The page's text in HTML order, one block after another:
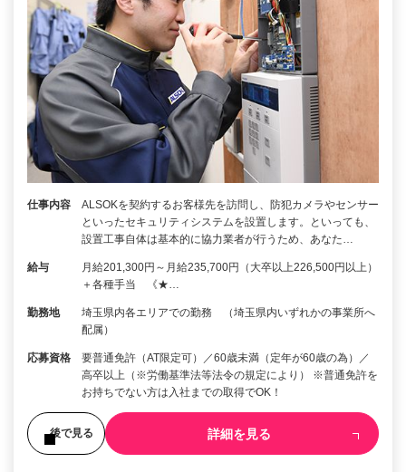
仕事内容
ALSOKを契約するお客様先を訪問し、防犯カメラやセンサー
といったセキュリティシステムを設置します。といっても、
設置工事自体は基本的に協力業者が行うため、あなた…
給与
月給201,300円～月給235,700円（大卒以上226,500円以上）
＋各種手当 《★…
勤務地
埼玉県内各エリアでの勤務 （埼玉県内いずれかの事業所へ
配属）
応募資格
要普通免許（AT限定可）／60歳未満（定年が60歳の為）／
高卒以上（※労働基準法等法令の規定により） ※普通免許を
お持ちでない方は入社までの取得でOK！
後で見る 詳細を見る